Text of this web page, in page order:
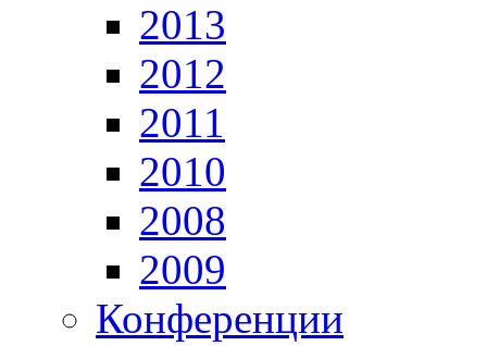
2013
2012
2011
2010
2008
2009
Конференции